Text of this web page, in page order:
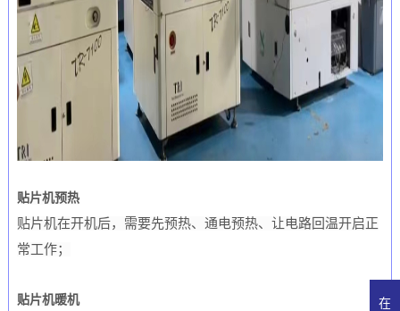
贴片机预热
贴片机在开机后，需要先预热、通电预热、让电路回温开启正
常工作；
贴片机暖机
在